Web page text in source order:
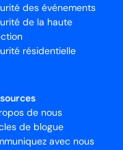
des événements
de la haute
résidentielle
de nous
de blogue
avec nous